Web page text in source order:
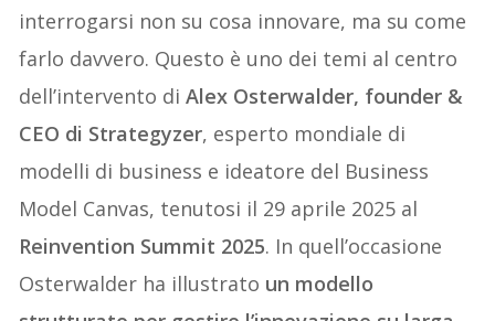
interrogarsi non su cosa innovare, ma su come
farlo davvero. Questo è uno dei temi al centro
dell’intervento diAlex Osterwalder, founder &
CEO di Strategyzer, esperto mondiale di
modelli di business e ideatore del Business
Model Canvas, tenutosi il 29 aprile 2025 al
Reinvention Summit 2025. In quell’occasione
Osterwalder ha illustrato un modello